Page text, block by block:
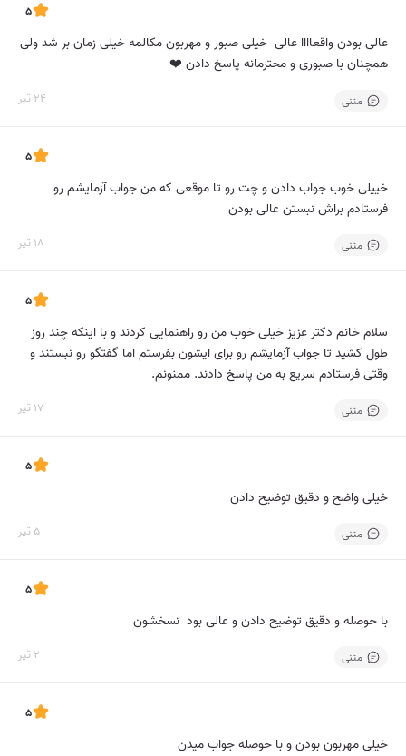
5
عالی بودن واقعاااا عالی خیلی صبور و مهربون مکالمه خیلی زمان بر شد ولی
همچنان با صبوری و محترمانه پاسخ دادن ❤️
متنی 24 تیر
5
خییلی خوب جواب دادن و چت رو تا موقعی که من جواب آزمایشم رو
فرستادم براش نبستن عالی بودن
متنی 18 تیر
5
سلام خانم دکتر عزیز خیلی خوب من رو راهنمایی کردند و با اینکه چند روز
طول کشید تا جواب آزمایشم رو برای ایشون بفرستم اما گفتگو رو نبستند و
وقتی فرستادم سریع به من پاسخ دادند. ممنونم.
متنی 17 تیر
5
خیلی واضح و دقیق توضیح دادن
متنی 5 تیر
5
با حوصله و دقیق توضیح دادن و عالی بود نسخشون
متنی 2 تیر
5
خیلی مهربون بودن و با حوصله جواب میدن